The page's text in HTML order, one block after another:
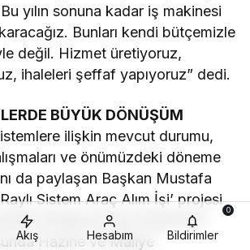
yılın sonuna kadar iş makinesi
Bunları kendi bütçemizle
değil. Hizmet üretiyoruz,
ihaleleri şeffaf yapıyoruz” dedi.
BÜYÜK DÖNÜŞÜM
ilişkin mevcut durumu,
ve önümüzdeki döneme
da paylaşan Başkan Mustafa
Sistem Araç Alım İşi’ projesi
olmaksızın dış finansman
Hazine ve Maliye
Akış Hesabım Bildirimler
0